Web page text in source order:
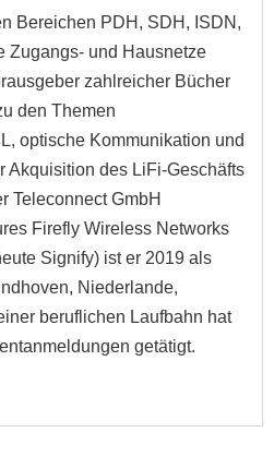
Bereichen PDH, SDH, ISDN,
Zugangs- und Hausnetze
zahlreicher Bücher
den Themen
optische Kommunikation und
Akquisition des LiFi-Geschäfts
Teleconnect GmbH
Firefly Wireless Networks
Signify) ist er 2019 als
Niederlande,
beruflichen Laufbahn hat
getätigt.